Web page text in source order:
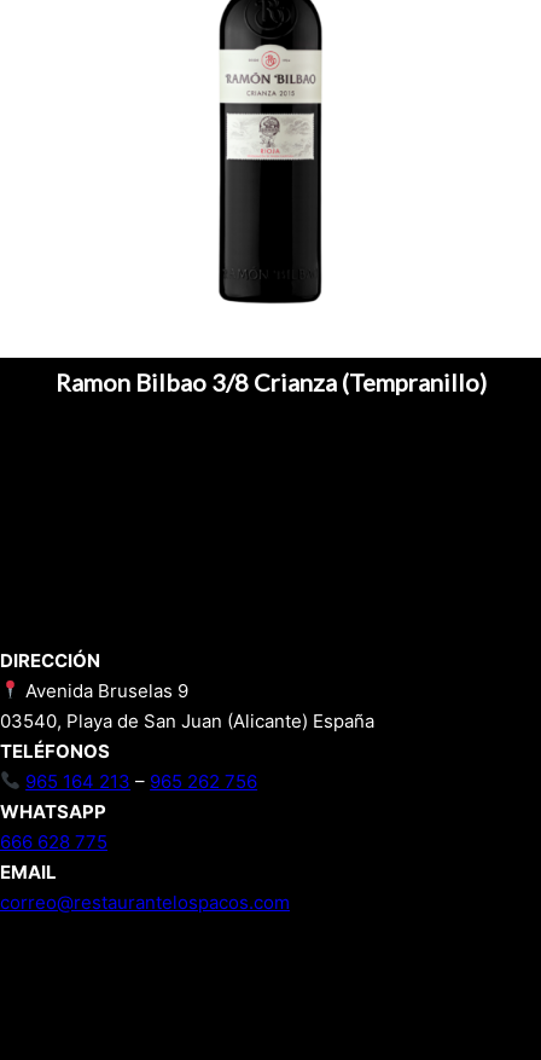
Ramon Bilbao 3/8 Crianza (Tempranillo)
DIRECCIÓN
Avenida Bruselas 9
03540, Playa de San Juan (Alicante) España
TELÉFONOS
965 164 213 – 965 262 756
WHATSAPP
666 628 775
EMAIL
correo@restaurantelospacos.com